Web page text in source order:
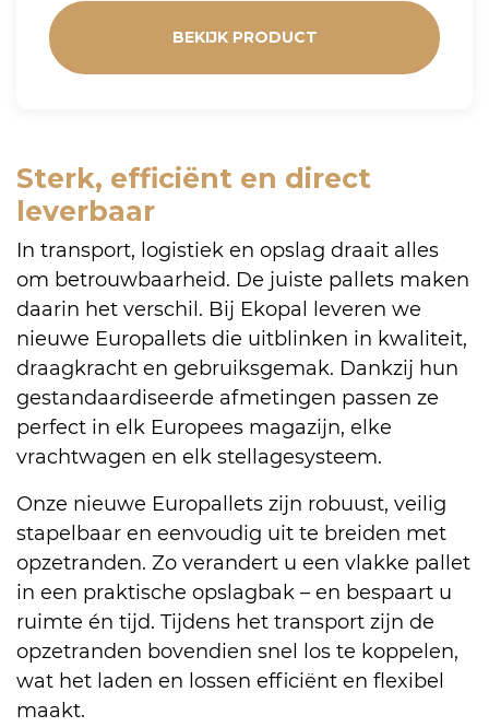
BEKIJK PRODUCT
Sterk, efficiënt en direct
leverbaar
In transport, logistiek en opslag draait alles
om betrouwbaarheid. De juiste pallets maken
daarin het verschil. Bij Ekopal leveren we
nieuwe Europallets die uitblinken in kwaliteit,
draagkracht en gebruiksgemak. Dankzij hun
gestandaardiseerde afmetingen passen ze
perfect in elk Europees magazijn, elke
vrachtwagen en elk stellagesysteem.
Onze nieuwe Europallets zijn robuust, veilig
stapelbaar en eenvoudig uit te breiden met
opzetranden. Zo verandert u een vlakke pallet
in een praktische opslagbak – en bespaart u
ruimte én tijd. Tijdens het transport zijn de
opzetranden bovendien snel los te koppelen,
wat het laden en lossen efficiënt en flexibel
maakt.